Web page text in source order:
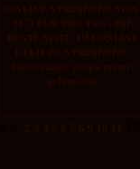
ONLINE VERDIENEN VON
5877 EUR PRO TAG - DIE
BESTE SEITE, UM ONLINE
GELD ZU VERDIENEN:
https://images.google.pn/url?
q=https://sli
2 3 4 5 6 7 8 9 10 11